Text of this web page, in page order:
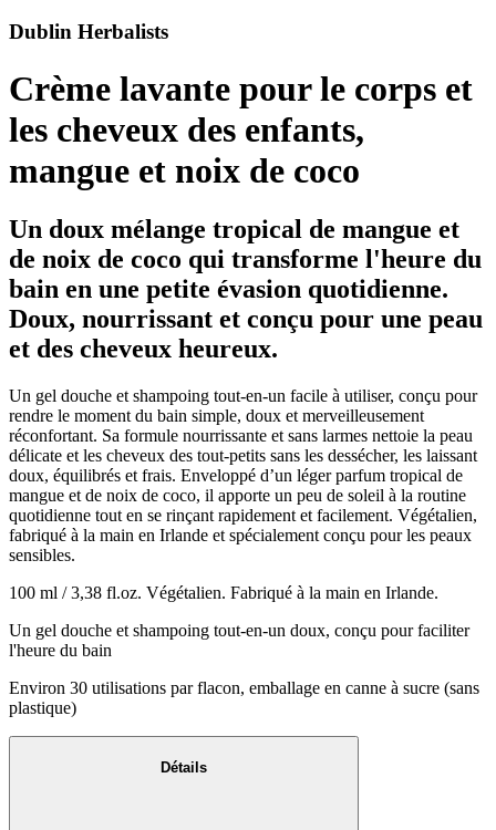
Dublin Herbalists
Crème lavante pour le corps et
les cheveux des enfants,
mangue et noix de coco
Un doux mélange tropical de mangue et
de noix de coco qui transforme l'heure du
bain en une petite évasion quotidienne.
Doux, nourrissant et conçu pour une peau
et des cheveux heureux.
Un gel douche et shampoing tout-en-un facile à utiliser, conçu pour
rendre le moment du bain simple, doux et merveilleusement
réconfortant. Sa formule nourrissante et sans larmes nettoie la peau
délicate et les cheveux des tout-petits sans les dessécher, les laissant
doux, équilibrés et frais. Enveloppé d’un léger parfum tropical de
mangue et de noix de coco, il apporte un peu de soleil à la routine
quotidienne tout en se rinçant rapidement et facilement. Végétalien,
fabriqué à la main en Irlande et spécialement conçu pour les peaux
sensibles.
100 ml / 3,38 fl.oz. Végétalien. Fabriqué à la main en Irlande.
Un gel douche et shampoing tout-en-un doux, conçu pour faciliter
l'heure du bain
Environ 30 utilisations par flacon, emballage en canne à sucre (sans
plastique)
Détails